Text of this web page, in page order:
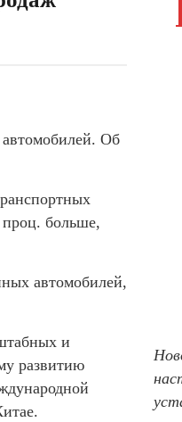
Об
проц. больше,
автомобилей,
и
развитию